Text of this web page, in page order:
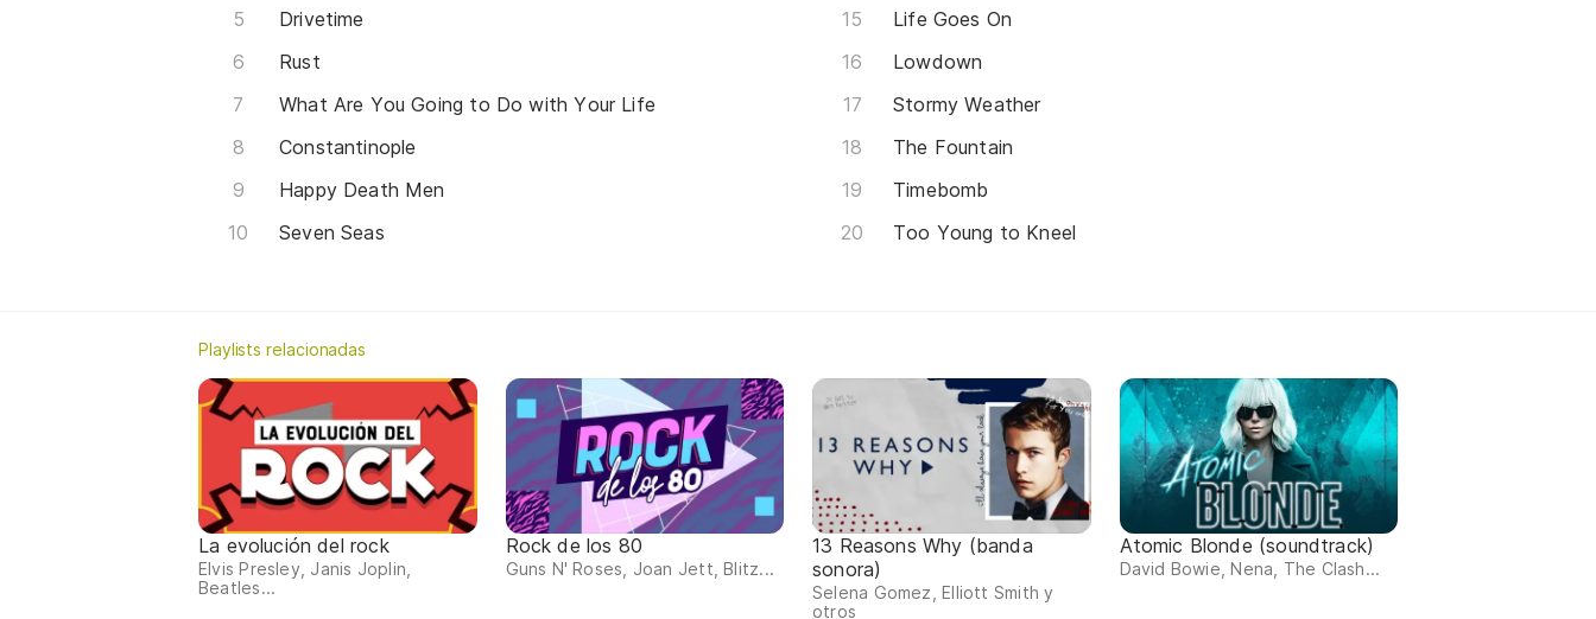
Drivetime
Rust
What Are You Going to Do with Your Life
Constantinople
Happy Death Men
Seven Seas
Life Goes On
Lowdown
Stormy Weather
The Fountain
Timebomb
Too Young to Kneel
Playlists relacionadas
La evolución del rock
Elvis Presley, Janis Joplin,
Beatles...
Rock de los 80
Guns N' Roses, Joan Jett, Blitz...
13 Reasons Why (banda
sonora)
Selena Gomez, Elliott Smith y
otros
Atomic Blonde (soundtrack)
David Bowie, Nena, The Clash...